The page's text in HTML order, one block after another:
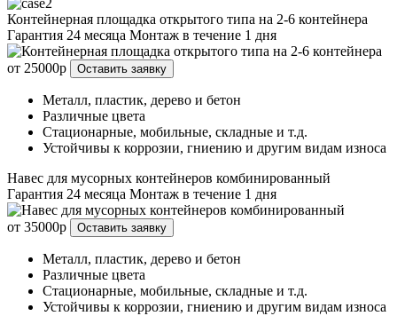
Контейнерная площадка открытого типа на 2-6 контейнера
Гарантия 24 месяца Монтаж в течение 1 дня
от 25000р Оставить заявку
Металл, пластик, дерево и бетон
Различные цвета
Стационарные, мобильные, складные и т.д.
Устойчивы к коррозии, гниению и другим видам износа
Навес для мусорных контейнеров комбинированный
Гарантия 24 месяца Монтаж в течение 1 дня
от 35000р Оставить заявку
Металл, пластик, дерево и бетон
Различные цвета
Стационарные, мобильные, складные и т.д.
Устойчивы к коррозии, гниению и другим видам износа